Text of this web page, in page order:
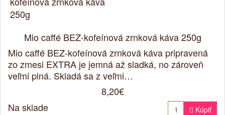
Mio caffé BEZ-kofeínová zrnková káva 250g
Mio caffé BEZ-kofeínová zrnková káva pripravená
zo zmesi EXTRA je jemná až sladká, no zároveň
veľmi plná. Skladá sa z veľmi…
8,20€
Na sklade
 Kúpiť